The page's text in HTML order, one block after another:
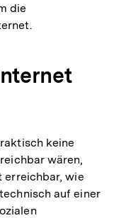
die
keine
wären,
erreichbar, wie
auf einer